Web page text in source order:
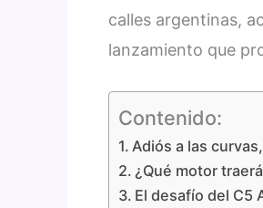
calles argentinas,
lanzamiento que
Contenido:
Adiós a las
¿Qué motor
El desafío del C5